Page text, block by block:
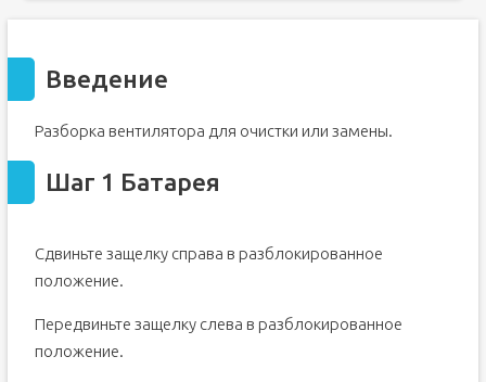
Введение
Разборка вентилятора для очистки или замены.
Шаг 1 Батарея
Сдвиньте защелку справа в разблокированное
положение.
Передвиньте защелку слева в разблокированное
положение.